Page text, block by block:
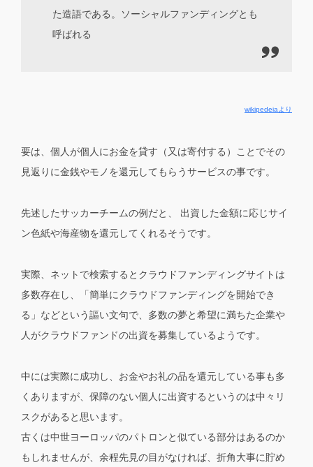
た造語である。ソーシャルファンディングとも
呼ばれる
wikipedeiaより
要は、 個人が個人にお金を貸す（又は寄付する）ことでその
見返りに金銭やモノを還元してもらうサービスの事です。
先述したサッカーチームの例だと、 出資した金額に応じサイ
ン色紙や海産物を還元してくれるそうです。
実際、ネットで検索するとクラウドファンディングサイトは
多数存在し、「簡単にクラウドファンディングを開始でき
る」などという謳い文句で、多数の夢と希望に満ちた企業や
人がクラウドファンドの出資を募集しているようです。
中には実際に成功し、お金やお礼の品を還元している事も多
くありますが、保障のない個人に出資するというのは中々リ
スクがあると思います。
古くは中世ヨーロッパのパトロンと似ている部分はあるのか
もしれませんが、余程先見の目がなければ、折角大事に貯め